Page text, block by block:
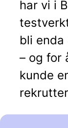
har vi i
bli enda
– og for
kunde